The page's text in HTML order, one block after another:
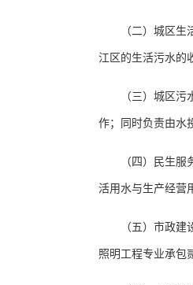
（二）城区生活
江区的生活污水的
（三）城区污水
作；同时负责由水
（四）民生服务
活用水与生产经营
（五）市政建设
照明工程专业承包